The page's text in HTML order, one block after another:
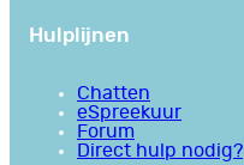
Hulplijnen
Chatten
eSpreekuur
Forum
Direct hulp nodig?